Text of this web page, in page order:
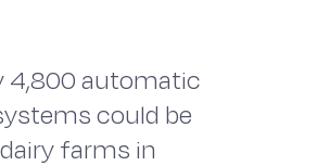
4,800 automatic
could be
farms in